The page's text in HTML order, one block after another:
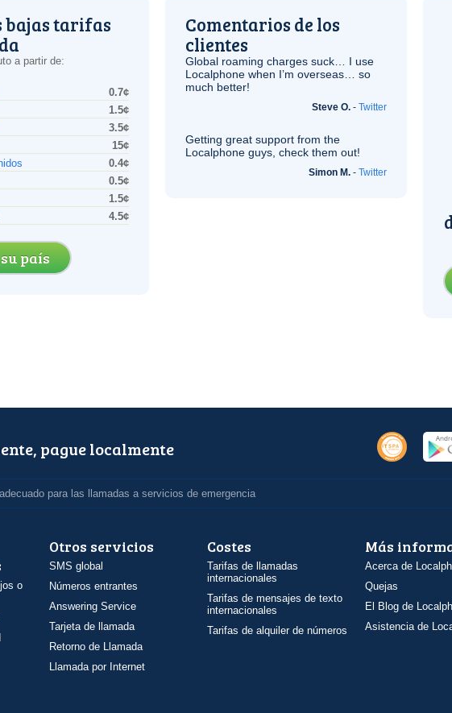
bajas tarifas
a partir de:
0.7¢
1.5¢
3.5¢
15¢
0.4¢
0.5¢
1.5¢
4.5¢
país
Comentarios de los
clientes
Global roaming charges suck… I use
Localphone when I’m overseas… so
much better!
Steve O. - Twitter
Getting great support from the
Localphone guys, check them out!
Simon M. - Twitter
pague localmente
para las llamadas a servicios de emergencia
o
Otros servicios
SMS global
Números entrantes
Answering Service
Tarjeta de llamada
Retorno de Llamada
Llamada por Internet
Costes
Tarifas de llamadas
internacionales
Tarifas de mensajes de texto
internacionales
Tarifas de alquiler de números
Más
Acerca de
Quejas
El Blog de
Asistencia de